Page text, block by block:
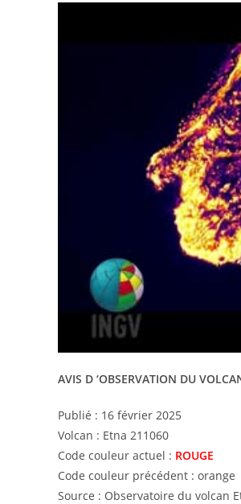
AVIS D ‘OBSERVATION DU
Publié : 16 février 2025
Volcan : Etna 211060
Code couleur actuel : ROUGE
Code couleur précédent : orange
Source : Observatoire du volcan